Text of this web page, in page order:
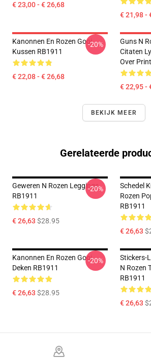
€ 23,00 - € 26,68
€ 21,98 -
Kanonnen En Rozen Gooi
Kussen RB1911
€ 22,08 - € 26,68
-20%
Guns N
Citaten
Over
€ 22,95 -
BEKIJK MEER
Gerelateerde
Geweren N Rozen Leggings
RB1911
€ 26,63 $28.95
-20%
Schedel
Rozen
RB1911
€ 26,63
Kanonnen En Rozen Gooi
Deken RB1911
€ 26,63 $28.95
-20%
Stickers-
N Rozen
RB1911
€ 26,63